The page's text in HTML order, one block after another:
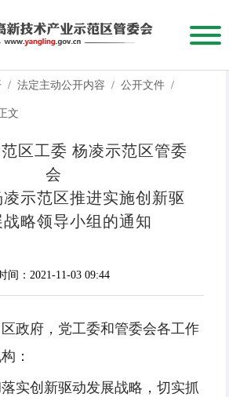
/ 法定主动公开内容 / 公开文件 /
文
区工委 杨凌示范区管委
会
示范区推进实施创新驱
略领导小组的通知
间：2021-11-03 09:44
政府，党工委和管委会各工作
：
实创新驱动发展战略，切实抓